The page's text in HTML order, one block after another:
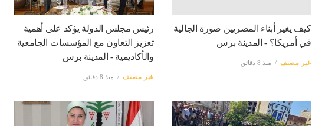
كيف يغير أبناء المصريين صورة الجالية
في أمريكا؟ - المدينة برس
غير مصنف منذ 8 دقائق
رئيس مجلس الدولة يؤكد على أهمية
تعزيز التعاون مع المؤسسات الجامعية
والأكاديمية - المدينة برس
غير مصنف منذ 8 دقائق